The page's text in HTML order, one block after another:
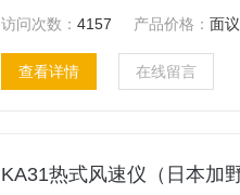
访问次数：4157 产品价格：面议
查看详情 在线留言